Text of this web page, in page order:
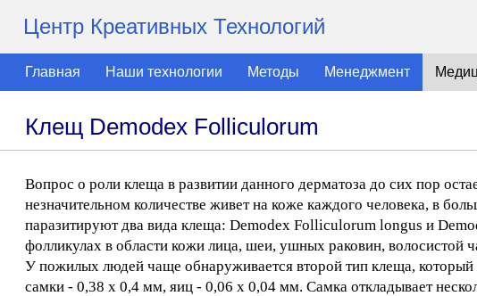
Центр Креативных Технологий
Главная Наши технологии Методы Менеджмент
Клещ Demodex Folliculorum
Вопрос о роли клеща в развитии данного дерматоза до сих пор
незначительном количестве живет на коже каждого человека, в
паразитируют два вида клеща: Demodex Folliculorum longus и
фолликулах в области кожи лица, шеи, ушных раковин, волосистой
У пожилых людей чаще обнаруживается второй тип клеща,
самки - 0,38 х 0,4 мм, яиц - 0,06 х 0,04 мм. Самка откладывает